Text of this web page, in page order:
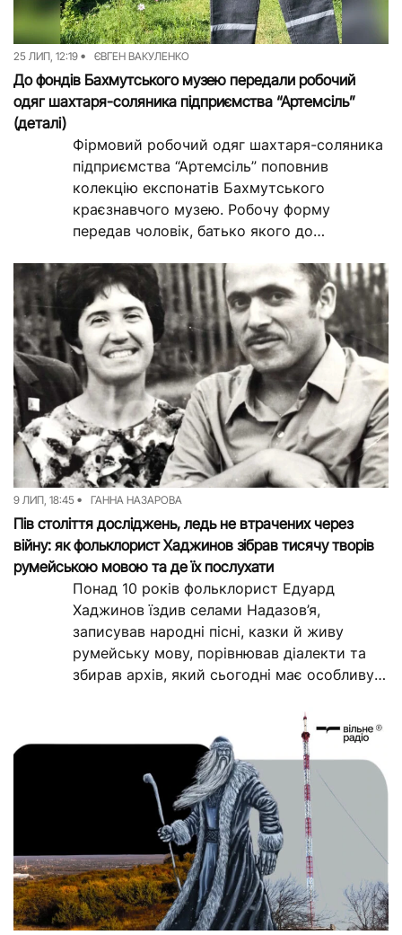
Досьє
Репортажі
Блог
Команда
Реклама
Редакційна політика
25 ЛИП, 12:19 ЄВГЕН ВАКУЛЕНКО
До фондів Бахмутського музею передали робочий
одяг шахтаря-соляника підприємства “Артемсіль”
(деталі)
Фірмовий робочий одяг шахтаря-соляника
підприємства “Артемсіль” поповнив
колекцію експонатів Бахмутського
краєзнавчого музею. Робочу форму
передав чоловік, батько якого до
працював на одній із шахт у Соледарі.
9 ЛИП, 18:45 ГАННА НАЗАРОВА
Пів століття досліджень, ледь не втрачених через
війну: як фольклорист Хаджинов зібрав тисячу творів
румейською мовою та де їх послухати
Понад 10 років фольклорист Едуард
Хаджинов їздив селами Надазов’я,
записував народні пісні, казки й живу
румейську мову, порівнював діалекти та
збирав архів, який сьогодні має особливу